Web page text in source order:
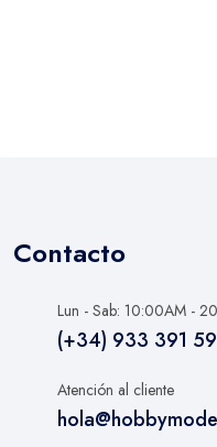
Contacto
Lun - Sab: 10:00AM -
(+34) 933 391
Atención al cliente